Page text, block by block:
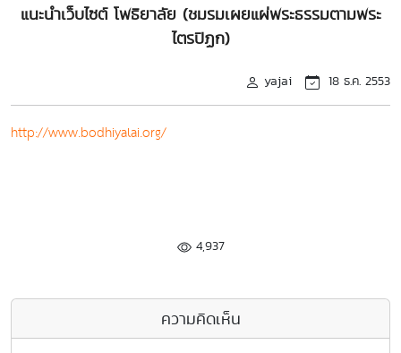
แนะนำเว็บไซต์ โพธิยาลัย (ชมรมเผยแผ่พระธรรมตามพระ
ไตรปิฏก)
yajai 18 ธ.ค. 2553
http://www.bodhiyalai.org/
4,937
ความคิดเห็น